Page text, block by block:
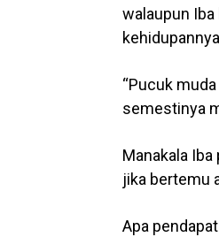
walaupun Iba
“Pucuk
semestinya
Manakala
jika bertemu
Apa